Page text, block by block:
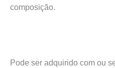
composição.
Pode ser adquirido com ou